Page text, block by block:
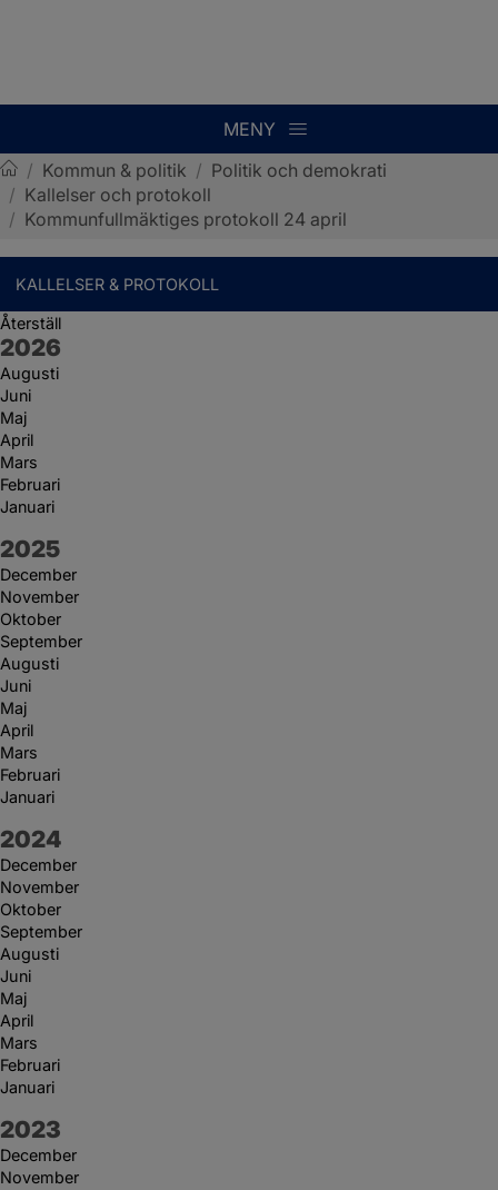
MENY
Sotenäs kommun
/ Kommun & politik / Politik och demokrati
/ Kallelser och protokoll
/ Kommunfullmäktiges protokoll 24 april
KALLELSER & PROTOKOLL
Återställ
År:
2026
Augusti
Juni
Maj
April
Mars
Februari
Januari
År:
2025
December
November
Oktober
September
Augusti
Juni
Maj
April
Mars
Februari
Januari
År:
2024
December
November
Oktober
September
Augusti
Juni
Maj
April
Mars
Februari
Januari
År:
2023
December
November